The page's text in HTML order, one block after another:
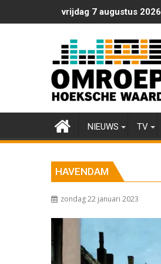
naar
vrijdag 7 augustus 2026
NIEUWS TV
HAVENDAM
zondag 22 januari 2023